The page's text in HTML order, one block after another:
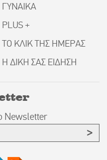
ΓΥΝΑΙΚΑ
PLUS +
ΤΟ ΚΛΙΚ ΤΗΣ ΗΜΕΡΑΣ
Η ΔΙΚΗ ΣΑΣ ΕΙΔΗΣΗ
Newsletter